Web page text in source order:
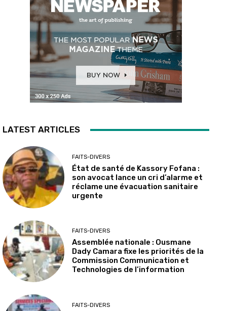
LATEST ARTICLES
FAITS-DIVERS
État de santé de Kassory Fofana :
son avocat lance un cri d’alarme et
réclame une évacuation sanitaire
urgente
FAITS-DIVERS
Assemblée nationale : Ousmane
Dady Camara fixe les priorités de la
Commission Communication et
Technologies de l’information
FAITS-DIVERS